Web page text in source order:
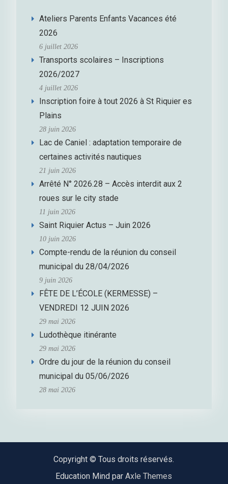
Ateliers Parents Enfants Vacances été
2026
6 juillet 2026
Transports scolaires – Inscriptions
2026/2027
4 juillet 2026
Inscription foire à tout 2026 à St Riquier es
Plains
28 juin 2026
Lac de Caniel : adaptation temporaire de
certaines activités nautiques
21 juin 2026
Arrêté N° 2026.28 – Accès interdit aux 2
roues sur le city stade
11 juin 2026
Saint Riquier Actus – Juin 2026
10 juin 2026
Compte-rendu de la réunion du conseil
municipal du 28/04/2026
9 juin 2026
FÊTE DE L’ÉCOLE (KERMESSE) –
VENDREDI 12 JUIN 2026
29 mai 2026
Ludothèque itinérante
29 mai 2026
Ordre du jour de la réunion du conseil
municipal du 05/06/2026
28 mai 2026
Copyright © Tous droits réservés.
Education Mind parAxle Themes